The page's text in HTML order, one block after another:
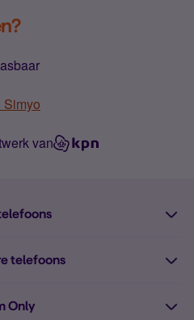
Simyo
van
telefoons
Only